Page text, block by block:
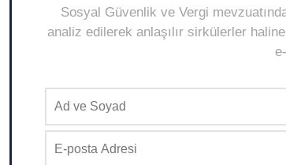
Sosyal Güvenlik ve Vergi
analiz edilerek anlaşılır sirkülerler